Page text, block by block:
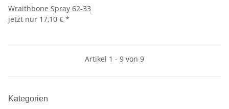
Wraithbone Spray 62-33
jetzt nur 17,10 € *
Artikel 1 - 9 von 9
Kategorien